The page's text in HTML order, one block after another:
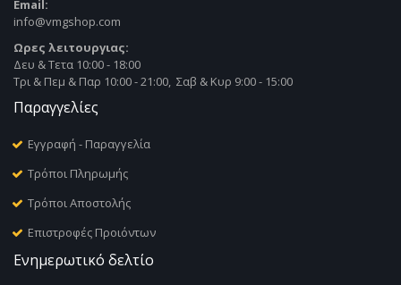
Email:
info@vmgshop.com
Ωρες λειτουργιας:
Δευ & Τετα 10:00 - 18:00
Τρι & Πεμ & Παρ 10:00 - 21:00, Σαβ & Κυρ 9:00 - 15:00
Παραγγελίες
Εγγραφή - Παραγγελία
Τρόποι Πληρωμής
Τρόποι Αποστολής
Επιστροφές Προιόντων
Ενημερωτικό δελτίο